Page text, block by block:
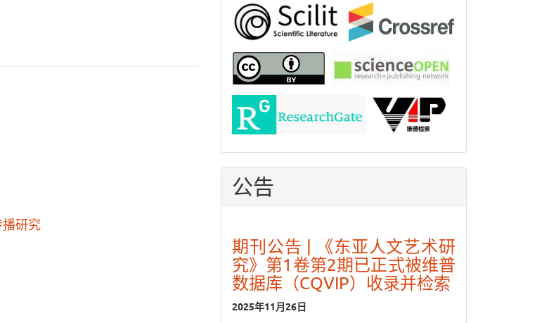
研究
公告
期刊公告 | 《东亚人文艺术研
究》第1卷第2期已正式被维普
数据库（CQVIP）收录并检索
2025年11月26日